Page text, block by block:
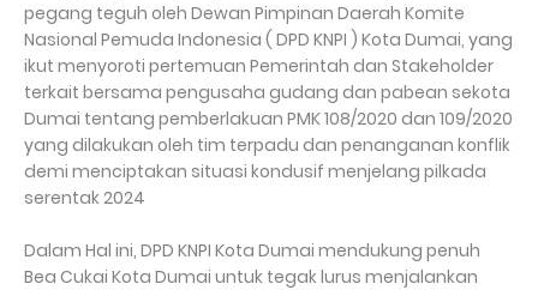
pegang teguh oleh Dewan Pimpinan Daerah Komite
Nasional Pemuda Indonesia ( DPD KNPI ) Kota Dumai, yang
ikut menyoroti pertemuan Pemerintah dan Stakeholder
terkait bersama pengusaha gudang dan pabean sekota
Dumai tentang pemberlakuan PMK 108/2020 dan 109/2020
yang dilakukan oleh tim terpadu dan penanganan konflik
demi menciptakan situasi kondusif menjelang pilkada
serentak 2024
Dalam Hal ini, DPD KNPI Kota Dumai mendukung penuh
Bea Cukai Kota Dumai untuk tegak lurus menjalankan